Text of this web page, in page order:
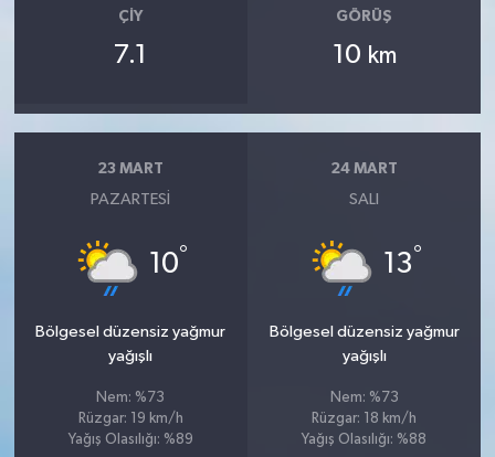
ÇIY
7.1
GÖRÜŞ
10 km
23 MART
PAZARTESI
10°
Bölgesel düzensiz yağmur
yağışlı
Nem: %73
Rüzgar: 19 km/h
Yağış Olasılığı: %89
24 MART
SALI
13°
Bölgesel düzensiz yağmur
yağışlı
Nem: %73
Rüzgar: 18 km/h
Yağış Olasılığı: %88